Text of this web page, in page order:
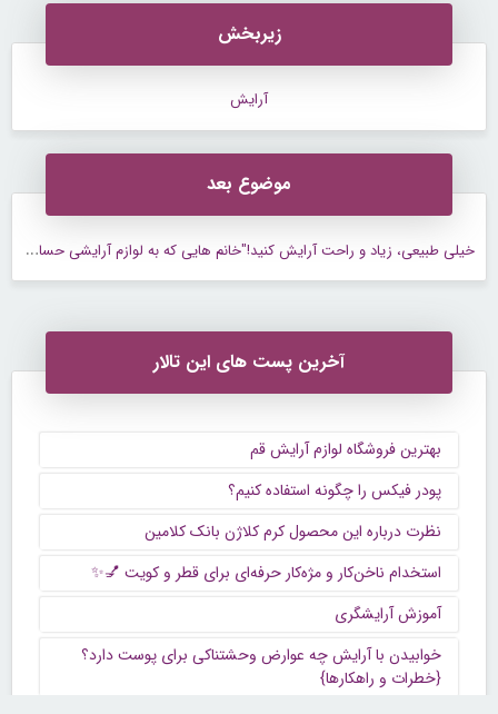
زیربخش
آرایش
موضوع بعد
خ
یلی طبیعی، زیاد و راحت آرایش کنید!"خانم هایی که به لوازم آرایشی حساسیت دارید"
آخرین پست های این تالار
بهترین فروشگاه لوازم آرایش قم
پودر فیکس را چگونه استفاده کنیم؟
نظرت درباره این محصول کرم کلاژن بانک کلامین
استخدام ناخن‌کار و مژه‌کار حرفه‌ای برای قطر و کویت 💅✨
آموزش آرایشگری
خوابیدن با آرایش چه عوارض وحشتناکی برای پوست دارد؟
{خطرات و راهکارها}